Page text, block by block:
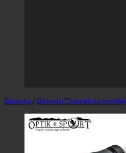
Binoclu / Binoclu Diametrul lentilei